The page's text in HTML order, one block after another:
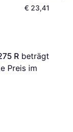
ultra heater
kunststoff, aut
€ 23,41
R beträgt
Preis im